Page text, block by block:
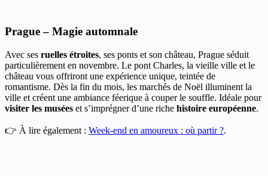
Prague – Magie automnale
Avec ses ruelles étroites, ses ponts et son château, Prague séduit
particulièrement en novembre. Le pont Charles, la vieille ville et le
château vous offriront une expérience unique, teintée de
romantisme. Dès la fin du mois, les marchés de Noël illuminent la
ville et créent une ambiance féerique à couper le souffle. Idéale pour
visiter les musées et s’imprégner d’une riche histoire européenne.
👉 À lire également : Week-end en amoureux : où partir ?.